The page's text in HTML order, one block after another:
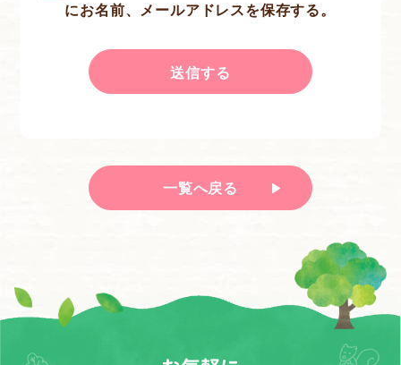
にお名前、メールアドレスを保存する。
一覧へ戻る